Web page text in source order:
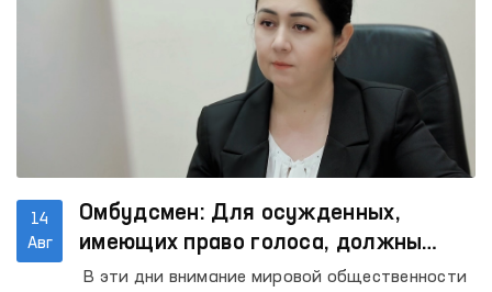
14
Авг
Омбудсмен: Для осужденных,
имеющих право голоса, должны
быть созданы все условия
В эти дни внимание мировой общественности